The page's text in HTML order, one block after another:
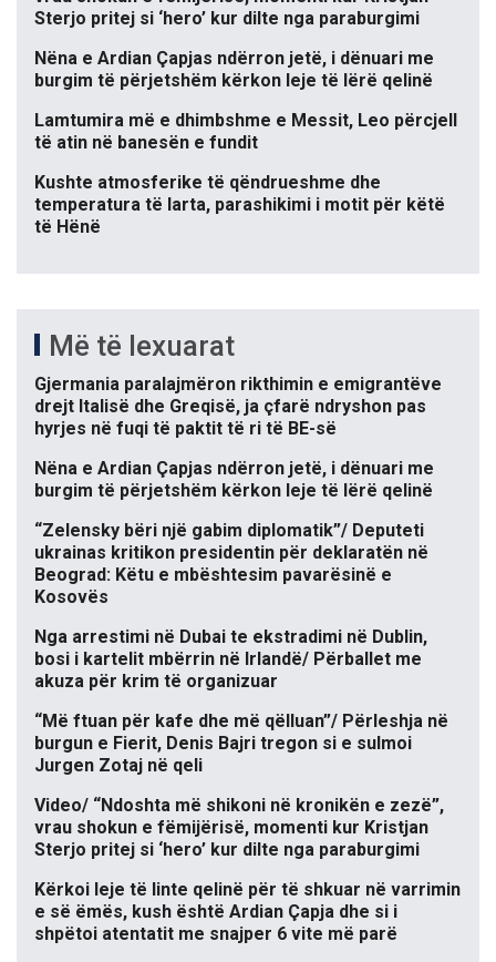
Sterjo pritej si ‘hero’ kur dilte nga paraburgimi
Nëna e Ardian Çapjas ndërron jetë, i dënuari me
burgim të përjetshëm kërkon leje të lërë qelinë
Lamtumira më e dhimbshme e Messit, Leo përcjell
të atin në banesën e fundit
Kushte atmosferike të qëndrueshme dhe
temperatura të larta, parashikimi i motit për këtë
të Hënë
Më të lexuarat
Gjermania paralajmëron rikthimin e emigrantëve
drejt Italisë dhe Greqisë, ja çfarë ndryshon pas
hyrjes në fuqi të paktit të ri të BE-së
Nëna e Ardian Çapjas ndërron jetë, i dënuari me
burgim të përjetshëm kërkon leje të lërë qelinë
“Zelensky bëri një gabim diplomatik”/ Deputeti
ukrainas kritikon presidentin për deklaratën në
Beograd: Këtu e mbështesim pavarësinë e
Kosovës
Nga arrestimi në Dubai te ekstradimi në Dublin,
bosi i kartelit mbërrin në Irlandë/ Përballet me
akuza për krim të organizuar
“Më ftuan për kafe dhe më qëlluan”/ Përleshja në
burgun e Fierit, Denis Bajri tregon si e sulmoi
Jurgen Zotaj në qeli
Video/ “Ndoshta më shikoni në kronikën e zezë”,
vrau shokun e fëmijërisë, momenti kur Kristjan
Sterjo pritej si ‘hero’ kur dilte nga paraburgimi
Kërkoi leje të linte qelinë për të shkuar në varrimin
e së ëmës, kush është Ardian Çapja dhe si i
shpëtoi atentatit me snajper 6 vite më parë